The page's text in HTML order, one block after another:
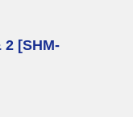
2 [SHM-